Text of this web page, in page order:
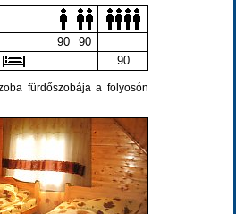
90
90
90
fürdőszobája a folyosón